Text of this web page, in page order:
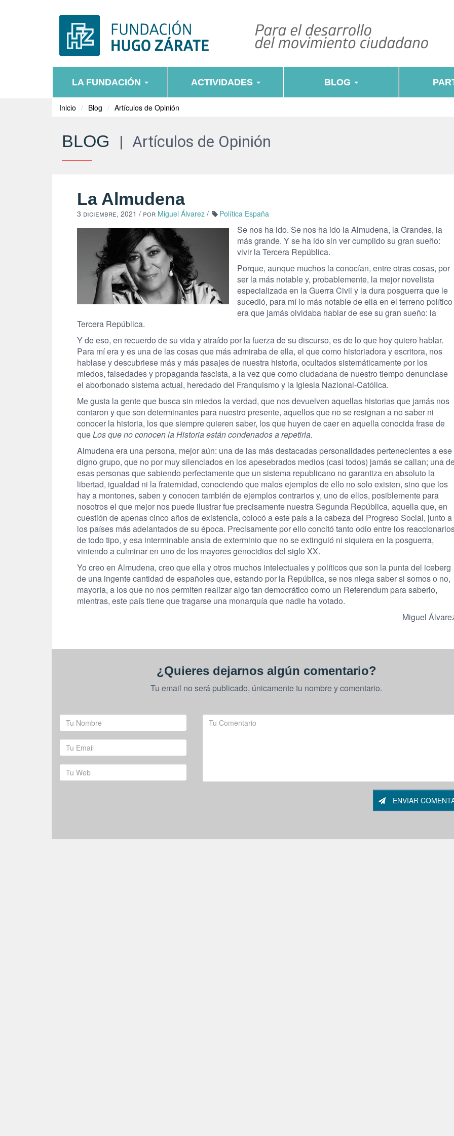
LA FUNDACIÓN ACTIVIDADES BLOG
Inicio Blog Artículos de Opinión
BLOG | Artículos de Opinión
La Almudena
3 diciembre, 2021 / por Miguel Álvarez / Política España
Se nos ha ido. Se nos ha ido la Almudena, la Grandes, la
más grande. Y se ha ido sin ver cumplido su gran sueño:
vivir la Tercera República.
Porque, aunque muchos la conocían, entre otras cosas, por
ser la más notable y, probablemente, la mejor novelista
especializada en la Guerra Civil y la dura posguerra que le
sucedió, para mí lo más notable de ella en el terreno político
era que jamás olvidaba hablar de ese su gran sueño: la
Tercera República.
Y de eso, en recuerdo de su vida y atraído por la fuerza de su discurso, es de lo que hoy quiero hablar.
Para mí era y es una de las cosas que más admiraba de ella, el que como historiadora y escritora, nos
hablase y descubriese más y más pasajes de nuestra historia, ocultados sistemáticamente por los
miedos, falsedades y propaganda fascista, a la vez que como ciudadana de nuestro tiempo denunciase
el aborbonado sistema actual, heredado del Franquismo y la Iglesia Nazional-Católica.
Me gusta la gente que busca sin miedos la verdad, que nos devuelven aquellas historias que jamás nos
contaron y que son determinantes para nuestro presente, aquellos que no se resignan a no saber ni
conocer la historia, los que siempre quieren saber, los que huyen de caer en aquella conocida frase de
queLos que no conocen la Historia están condenados a repetirla.
Almudena era una persona, mejor aún: una de las más destacadas personalidades pertenecientes a ese
digno grupo, que no por muy silenciados en los apesebrados medios (casi todos) jamás se callan; una
esas personas que sabiendo perfectamente que un sistema republicano no garantiza en absoluto la
libertad, igualdad ni la fraternidad, conociendo que malos ejemplos de ello no solo existen, sino que los
hay a montones, saben y conocen también de ejemplos contrarios y, uno de ellos, posiblemente para
nosotros el que mejor nos puede ilustrar fue precisamente nuestra Segunda República, aquella que, en
cuestión de apenas cinco años de existencia, colocó a este país a la cabeza del Progreso Social, junto a
los países más adelantados de su época. Precisamente por ello concitó tanto odio entre los
de todo tipo, y esa interminable ansia de exterminio que no se extinguió ni siquiera en la posguerra,
viniendo a culminar en uno de los mayores genocidios del siglo XX.
Yo creo en Almudena, creo que ella y otros muchos intelectuales y políticos que son la punta del iceberg
de una ingente cantidad de españoles que, estando por la República, se nos niega saber si somos o no,
mayoría, a los que no nos permiten realizar algo tan democrático como un Referendum para saberlo,
mientras, este país tiene que tragarse una monarquía que nadie ha votado.
Miguel
¿Quieres dejarnos algún comentario?
Tu email no será publicado, únicamente tu nombre y comentario.
ENVIAR